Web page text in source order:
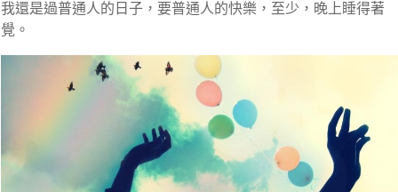
我還是過普通人的日子，要普通人的快樂，至少，晚上睡得著
覺。